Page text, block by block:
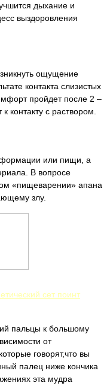
дыхание и
выздоровления
ощущение
контакта слизистых
пройдет после 2 –
контакту с раствором.
или пищи, а
В вопросе
«пищеварении» апана
злу.
сет поинт
пальцы к большому
от
говорят,что вы
палец ниже кончика
эта мудра